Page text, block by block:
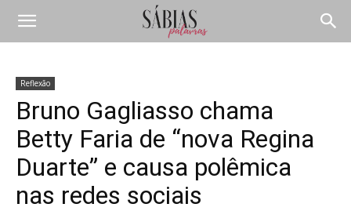
Reflexão
Bruno Gagliasso chama
Betty Faria de “nova Regina
Duarte” e causa polêmica
nas redes sociais